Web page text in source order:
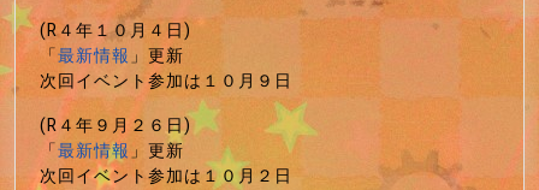
(R４年１０月４日)
「最新情報」更新
次回イベント参加は１０月９日
(R４年９月２６日)
「最新情報」更新
次回イベント参加は１０月２日